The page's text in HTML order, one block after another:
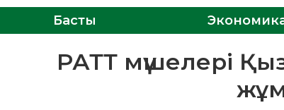
Басты
РАТТ мүшелері